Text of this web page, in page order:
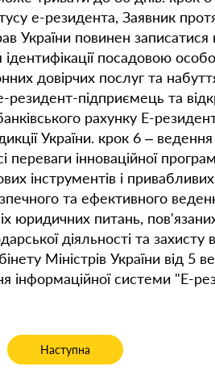
е-резидента, Заявник
України повинен
посадовою
довірчих послуг та
підприємець та
рахунку Е-
України. крок 6 – ведення
інноваційної
інструментів і
та ефективного
юридичних питань,
діяльності та захисту
Міністрів України від 5
інформаційної системи "Е-
особливості у випадку
Наступна стаття: Cпір з
Наступна